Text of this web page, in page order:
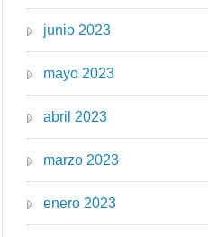
junio 2023
mayo 2023
abril 2023
marzo 2023
enero 2023